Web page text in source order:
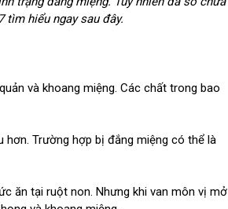
tìm hiểu ngay sau đây.
và khoang miệng. Các chất trong bao
Trường hợp bị đắng miệng có thể là
ăn tại ruột non. Nhưng khi van môn vị mở